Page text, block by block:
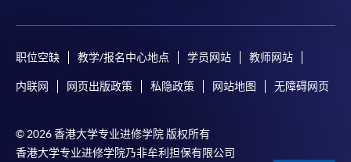
职位空缺 教学/报名中心地点 学员网站 教师网站
内联网 网页出版政策 私隐政策 网站地图 无障碍网页
© 2026 香港大学专业进修学院 版权所有
香港大学专业进修学院乃非牟利担保有限公司